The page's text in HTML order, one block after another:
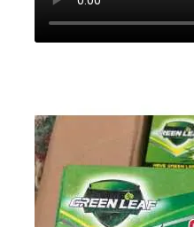
and
traps